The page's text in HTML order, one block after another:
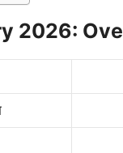
2026: